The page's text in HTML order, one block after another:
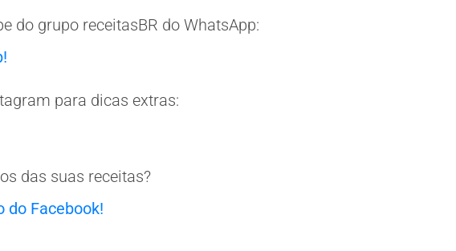
do grupo receitasBR do WhatsApp:
para dicas extras:
das suas receitas?
do Facebook!